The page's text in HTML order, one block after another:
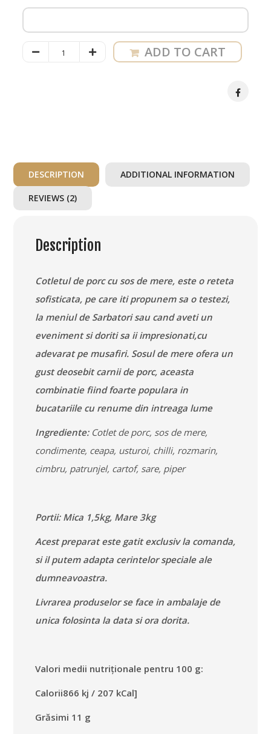
Tava
Sos
de
Mere
ADD TO CART
DESCRIPTION ADDITIONAL INFORMATION
REVIEWS (2)
Description
Cotletul de porc cu sos de mere, este o reteta
sofisticata, pe care iti propunem sa o testezi,
la meniul de Sarbatori sau cand aveti un
eveniment si doriti sa ii impresionati,cu
adevarat pe musafiri. Sosul de mere ofera un
gust deosebit carnii de porc, aceasta
combinatie fiind foarte populara in
bucatariile cu renume din intreaga lume
Ingrediente: Cotlet de porc, sos de mere,
condimente, ceapa, usturoi, chilli, rozmarin,
cimbru, patrunjel, cartof, sare, piper
Portii: Mica 1,5kg, Mare 3kg
Acest preparat este gatit exclusiv la comanda,
si il putem adapta cerintelor speciale ale
dumneavoastra.
Livrarea produselor se face in ambalaje de
unica folosinta la data si ora dorita.
Valori medii nutriționale pentru 100 g:
Calorii866 kj / 207 kCal]
Grăsimi 11 g